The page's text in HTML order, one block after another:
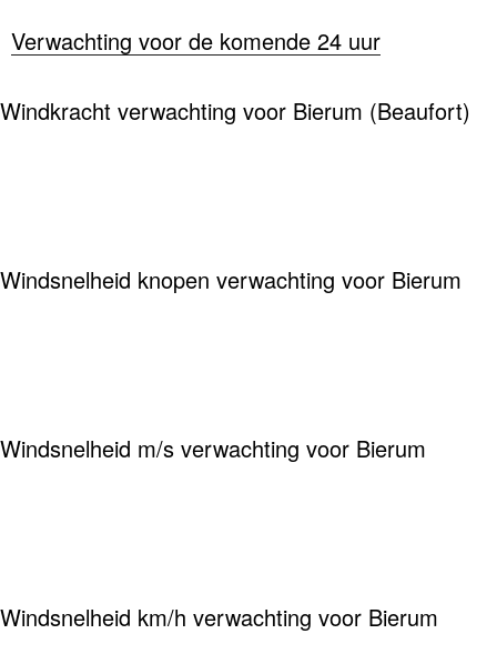
Verwachting voor de komende 24 uur
Windkracht verwachting voor Bierum (Beaufort)
Windsnelheid knopen verwachting voor Bierum
Windsnelheid m/s verwachting voor Bierum
Windsnelheid km/h verwachting voor Bierum